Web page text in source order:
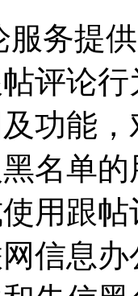
服务提
评论
功能
名单
用跟
信息